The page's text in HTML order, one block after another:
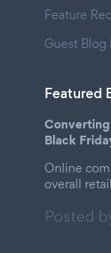
Feature
Guest Blog
Featured
Black
Online
overall
Posted